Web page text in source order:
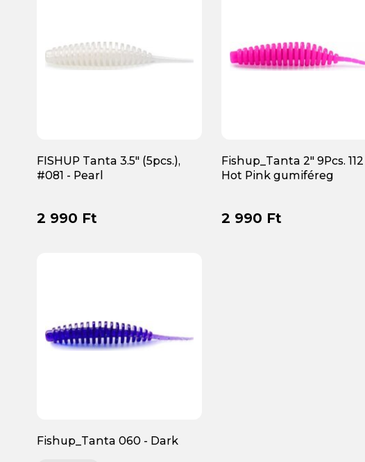
FISHUP Tanta 3.5" (5pcs.),
#081 - Pearl
2 990 Ft
Fishup_Tanta 2" 9Pcs. 112
Hot Pink gumiféreg
2 990 Ft
Fishup_Tanta 060 - Dark